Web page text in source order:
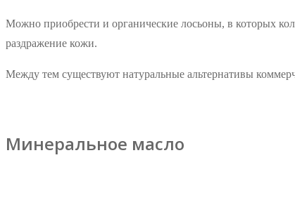
Можно приобрести и органические лосьоны, в которых
раздражение кожи.
Между тем существуют натуральные альтернативы
Минеральное масло